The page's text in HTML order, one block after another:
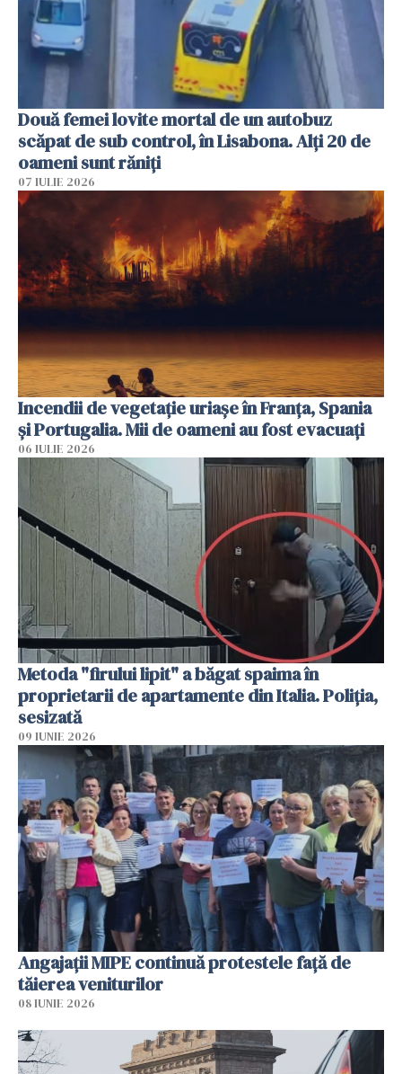
Două femei lovite mortal de un autobuz
scăpat de sub control, în Lisabona. Alți 20 de
oameni sunt răniți
07 IULIE 2026
Incendii de vegetație uriașe în Franța, Spania
și Portugalia. Mii de oameni au fost evacuați
06 IULIE 2026
Metoda "firului lipit" a băgat spaima în
proprietarii de apartamente din Italia. Poliția,
sesizată
09 IUNIE 2026
Angajaţii MIPE continuă protestele faţă de
tăierea veniturilor
08 IUNIE 2026